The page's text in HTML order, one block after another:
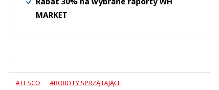
MARKET
#TESCO
#ROBOTY SPRZĄTAJĄCE